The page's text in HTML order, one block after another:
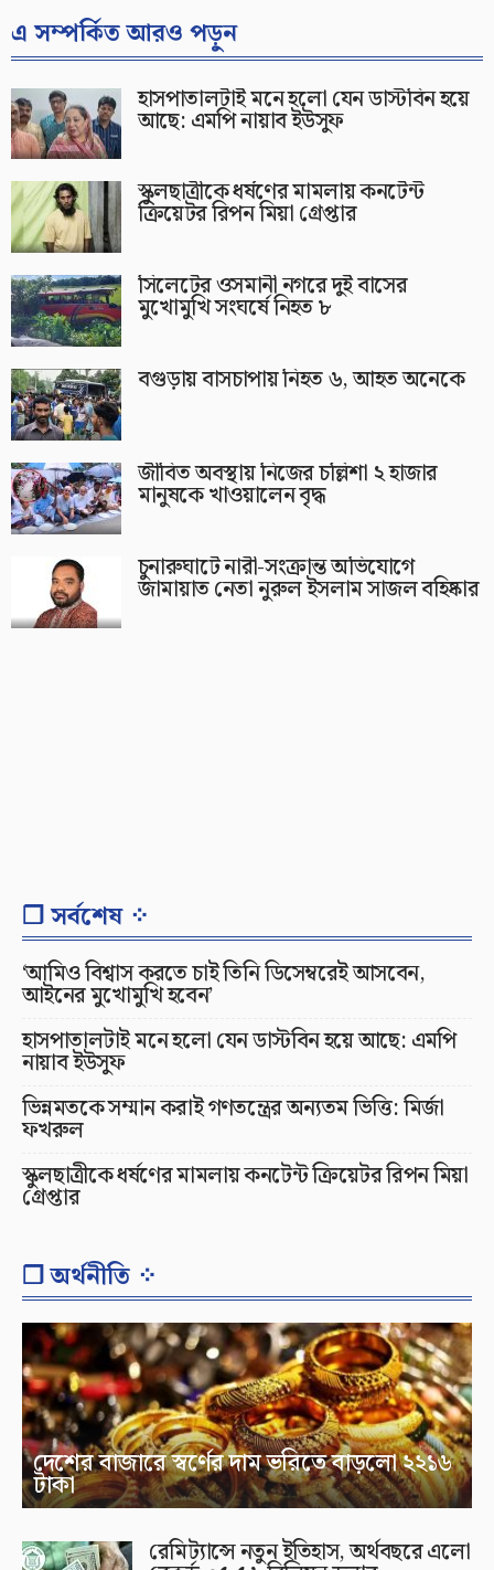
এ সম্পর্কিত আরও পড়ুন
হাসপাতালটাই মনে হলো যেন ডাস্টবিন হয়ে
আছে: এমপি নায়াব ইউসুফ
স্কুলছাত্রীকে ধর্ষণের মামলায় কনটেন্ট
ক্রিয়েটর রিপন মিয়া গ্রেপ্তার
সিলেটের ওসমানী নগরে দুই বাসের
মুখোমুখি সংঘর্ষে নিহত ৮
বগুড়ায় বাসচাপায় নিহত ৬, আহত অনেকে
জীবিত অবস্থায় নিজের চল্লিশা ২ হাজার
মানুষকে খাওয়ালেন বৃদ্ধ
চুনারুঘাটে নারী-সংক্রান্ত অভিযোগে
জামায়াত নেতা নুরুল ইসলাম সাজল বহিষ্কার
❐ সর্বশেষ ⁘
‘আমিও বিশ্বাস করতে চাই তিনি ডিসেম্বরেই আসবেন,
আইনের মুখোমুখি হবেন’
হাসপাতালটাই মনে হলো যেন ডাস্টবিন হয়ে আছে: এমপি
নায়াব ইউসুফ
ভিন্নমতকে সম্মান করাই গণতন্ত্রের অন্যতম ভিত্তি: মির্জা
ফখরুল
স্কুলছাত্রীকে ধর্ষণের মামলায় কনটেন্ট ক্রিয়েটর রিপন মিয়া
গ্রেপ্তার
❐ অর্থনীতি ⁘
দেশের বাজারে স্বর্ণের দাম ভরিতে বাড়লো ২২১৬
টাকা
রেমিট্যান্সে নতুন ইতিহাস, অর্থবছরে এলো